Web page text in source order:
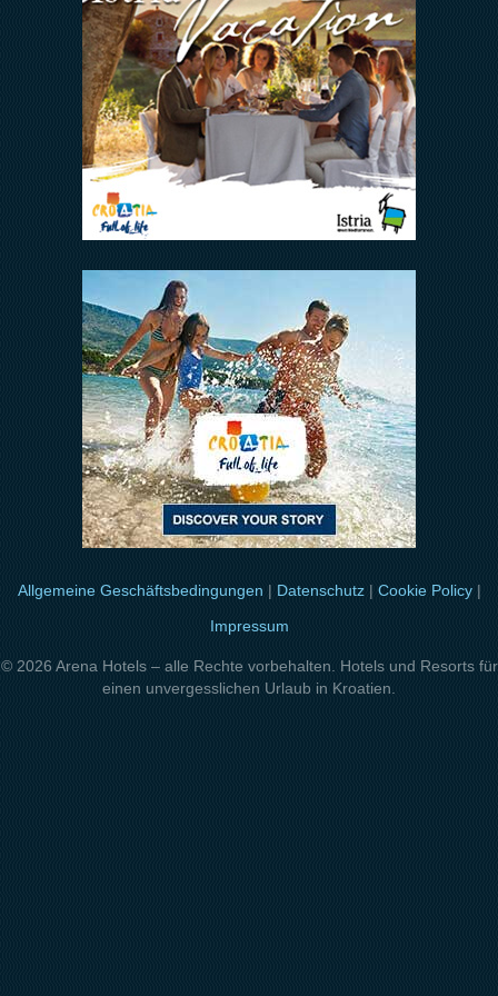
Allgemeine Geschäftsbedingungen | Datenschutz| Cookie Policy|
Impressum
© 2026 Arena Hotels – alle Rechte vorbehalten. Hotels und Resorts für
einen unvergesslichen Urlaub in Kroatien.